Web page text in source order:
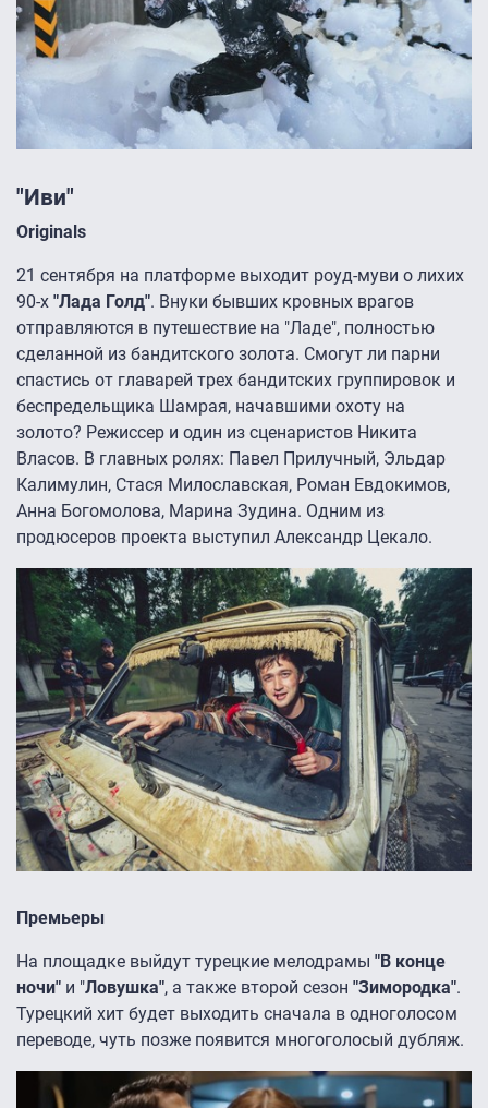
"Иви"
Originals
21 сентября на платформе выходит роуд-муви о лихих
90-х "Лада Голд". Внуки бывших кровных врагов
отправляются в путешествие на "Ладе", полностью
сделанной из бандитского золота. Смогут ли парни
спастись от главарей трех бандитских группировок и
беспредельщика Шамрая, начавшими охоту на
золото? Режиссер и один из сценаристов Никита
Власов. В главных ролях: Павел Прилучный, Эльдар
Калимулин, Стася Милославская, Роман Евдокимов,
Анна Богомолова, Марина Зудина. Одним из
продюсеров проекта выступил Александр Цекало.
Премьеры
На площадке выйдут турецкие мелодрамы "В конце
ночи" и "Ловушка", а также второй сезон "Зимородка".
Турецкий хит будет выходить сначала в одноголосом
переводе, чуть позже появится многоголосый дубляж.